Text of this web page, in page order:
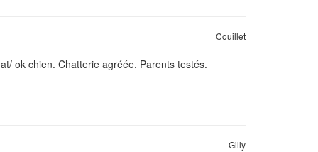
Couillet
ok chien. Chatterie agréée. Parents testés.
Gilly